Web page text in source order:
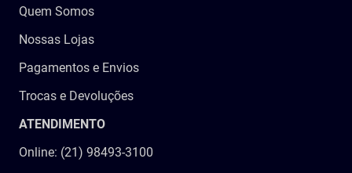
Quem Somos
Nossas Lojas
Pagamentos e Envios
Trocas e Devoluções
ATENDIMENTO
Online: (21) 98493-3100